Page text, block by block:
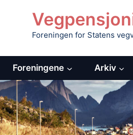
Foreningen for Statens
Foreningene Arkiv